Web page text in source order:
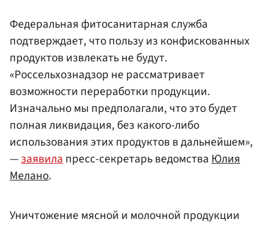
Федеральная фитосанитарная служба
подтверждает, что пользу из конфискованных
продуктов извлекать не будут.
«Россельхознадзор не рассматривает
возможности переработки продукции.
Изначально мы предполагали, что это будет
полная ликвидация, без какого-либо
использования этих продуктов в дальнейшем»,
—заявилапресс-секретарь ведомстваЮлия
Мелано.
Уничтожение мясной и молочной продукции